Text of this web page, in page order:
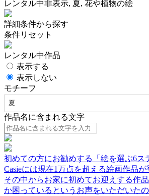
レンタル中非表示, 夏, 花や植物の絵
詳細条件から探す
条件リセット
レンタル中作品
表示する
表示しない
モチーフ
夏
作品名に含まれる文字
初めての方にお勧めする「絵を選ぶ6ス
Casieには現在1万点を超える絵画作品が
その中からお家に初めてお迎えする作
か困っているというお声をいただいた